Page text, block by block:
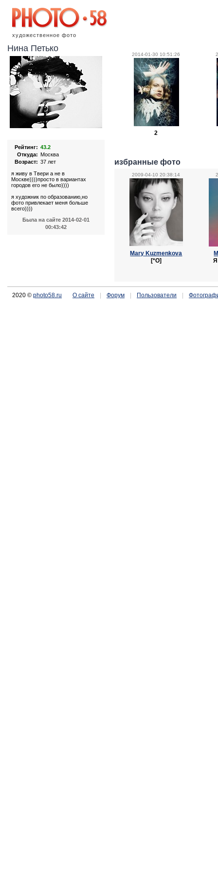
художественное фото
Нина Петько
Рейтинг: 43.2
Откуда: Москва
Возраст: 37 лет
я живу в Твери а не в
Москве))))просто в вариантах
городов его не было))))
я художник по образованию,но
фото привлекает меня больше
всего))))
Была на сайте 2014-02-01
00:43:42
2014-01-30 10:51:26
2
избранные фото
2009-04-10 20:38:14
Mary Kuzmenkova
[*О]
Я
2020 © photo58.ru О сайте Форум Пользователи